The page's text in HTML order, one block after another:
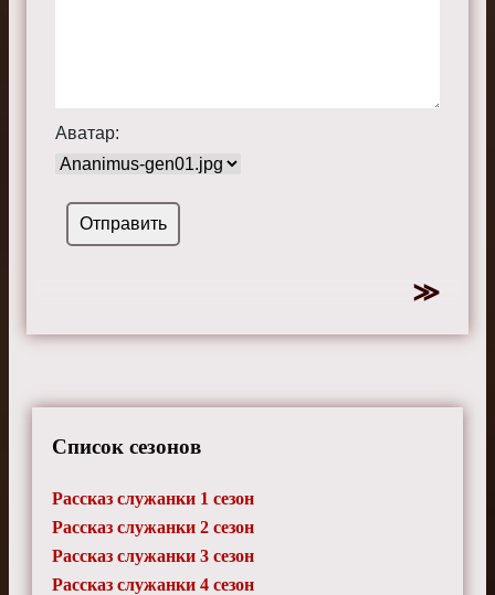
Аватар:
Список сезонов
Рассказ служанки 1 сезон
Рассказ служанки 2 сезон
Рассказ служанки 3 сезон
Рассказ служанки 4 сезон